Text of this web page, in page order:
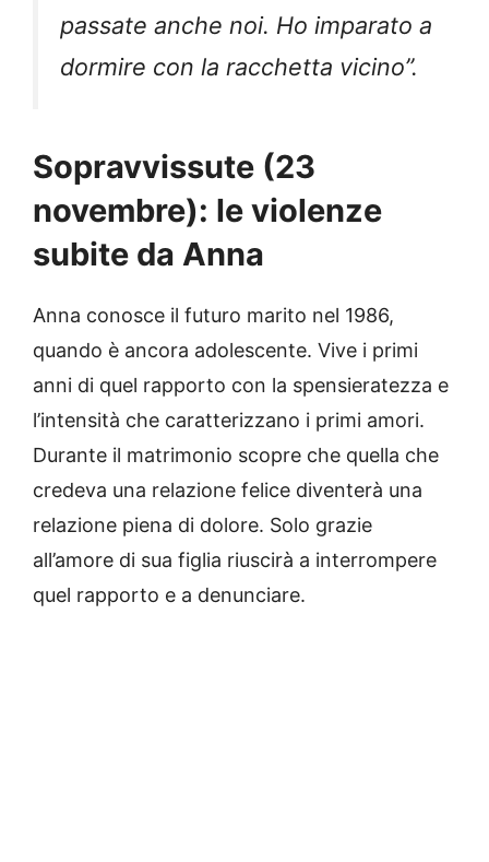
passate anche noi. Ho imparato a
dormire con la racchetta vicino”.
Sopravvissute (23
novembre): le violenze
subite da Anna
Anna conosce il futuro marito nel 1986,
quando è ancora adolescente. Vive i primi
anni di quel rapporto con la spensieratezza e
l’intensità che caratterizzano i primi amori.
Durante il matrimonio scopre che quella che
credeva una relazione felice diventerà una
relazione piena di dolore. Solo grazie
all’amore di sua figlia riuscirà a interrompere
quel rapporto e a denunciare.